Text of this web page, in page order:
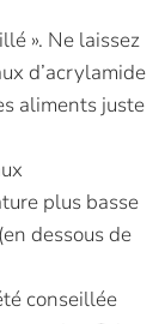
». Ne laissez
d’acrylamide
aliments juste
plus basse
dessous de
conseillée